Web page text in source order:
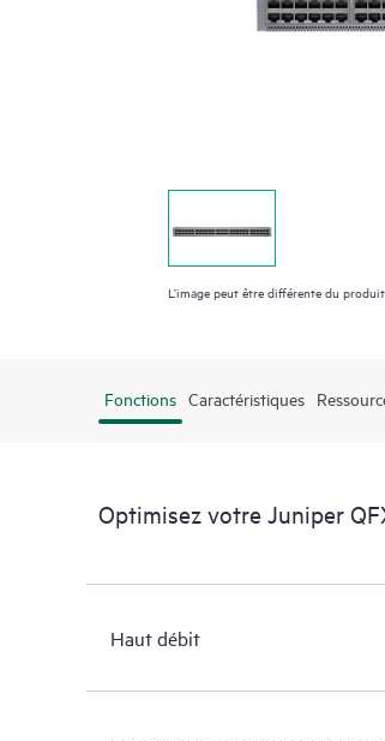
L’image peut être différente du
Fonctions Caractéristiques
Optimisez votre Juniper
Haut débit